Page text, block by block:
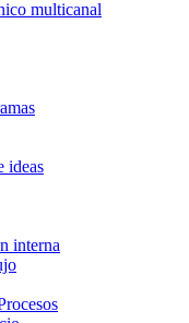
multicanal
ideas
interna